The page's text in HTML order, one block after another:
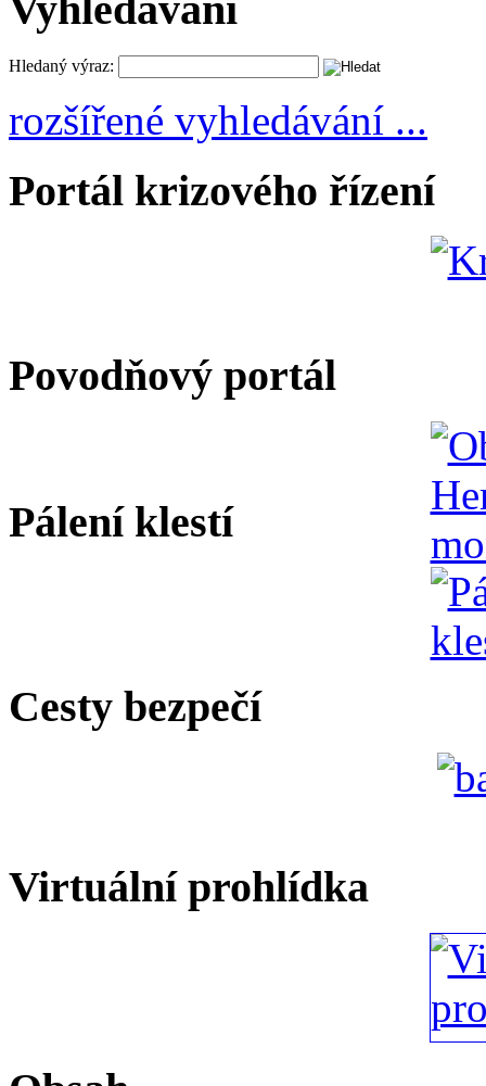
Hledaný výraz:
rozšířené vyhledávání ...
Portál krizového řízení
Povodňový portál
Pálení klestí
Cesty bezpečí
Virtuální prohlídka